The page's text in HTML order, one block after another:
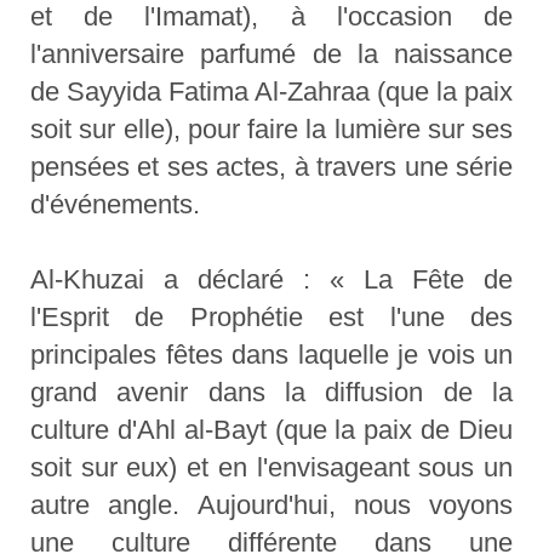
et de l'Imamat), à l'occasion de
l'anniversaire parfumé de la naissance
de Sayyida Fatima Al-Zahraa (que la paix
soit sur elle), pour faire la lumière sur ses
pensées et ses actes, à travers une série
d'événements.
Al-Khuzai a déclaré : « La Fête de
l'Esprit de Prophétie est l'une des
principales fêtes dans laquelle je vois un
grand avenir dans la diffusion de la
culture d'Ahl al-Bayt (que la paix de Dieu
soit sur eux) et en l'envisageant sous un
autre angle. Aujourd'hui, nous voyons
une culture différente dans une